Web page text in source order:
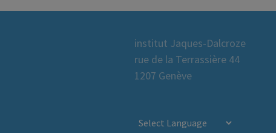
institut Jaques-Dalcroze
rue de la Terrassière 44
1207 Genève